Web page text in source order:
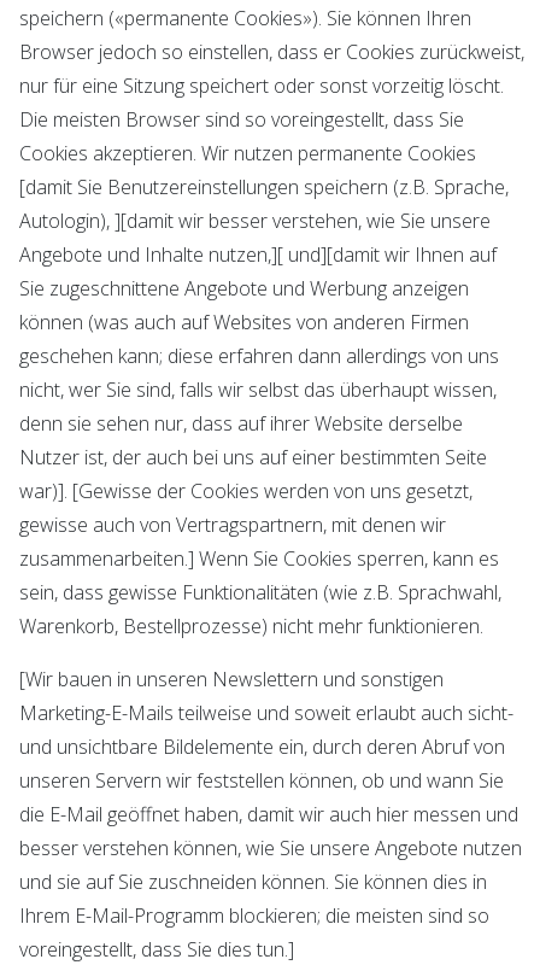
speichern («permanente Cookies»). Sie können Ihren
Browser jedoch so einstellen, dass er Cookies zurückweist,
nur für eine Sitzung speichert oder sonst vorzeitig löscht.
Die meisten Browser sind so voreingestellt, dass Sie
Cookies akzeptieren. Wir nutzen permanente Cookies
[damit Sie Benutzereinstellungen speichern (z.B. Sprache,
Autologin), ][damit wir besser verstehen, wie Sie unsere
Angebote und Inhalte nutzen,][ und][damit wir Ihnen auf
Sie zugeschnittene Angebote und Werbung anzeigen
können (was auch auf Websites von anderen Firmen
geschehen kann; diese erfahren dann allerdings von uns
nicht, wer Sie sind, falls wir selbst das überhaupt wissen,
denn sie sehen nur, dass auf ihrer Website derselbe
Nutzer ist, der auch bei uns auf einer bestimmten Seite
war)]. [Gewisse der Cookies werden von uns gesetzt,
gewisse auch von Vertragspartnern, mit denen wir
zusammenarbeiten.] Wenn Sie Cookies sperren, kann es
sein, dass gewisse Funktionalitäten (wie z.B. Sprachwahl,
Warenkorb, Bestellprozesse) nicht mehr funktionieren.
[Wir bauen in unseren Newslettern und sonstigen
Marketing-E-Mails teilweise und soweit erlaubt auch sicht-
und unsichtbare Bildelemente ein, durch deren Abruf von
unseren Servern wir feststellen können, ob und wann Sie
die E-Mail geöffnet haben, damit wir auch hier messen und
besser verstehen können, wie Sie unsere Angebote nutzen
und sie auf Sie zuschneiden können. Sie können dies in
Ihrem E-Mail-Programm blockieren; die meisten sind so
voreingestellt, dass Sie dies tun.]